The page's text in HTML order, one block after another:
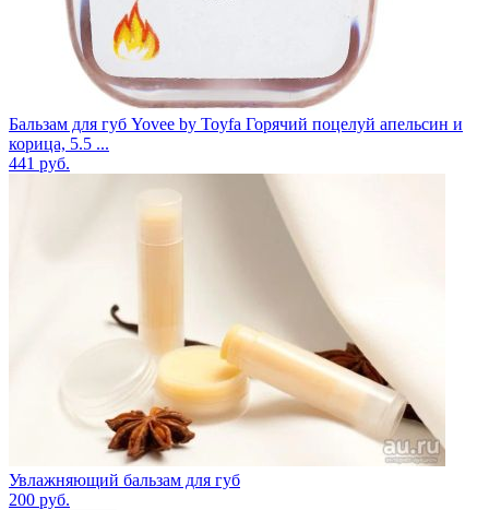
Бальзам для губ Yovee by Toyfa Горячий поцелуй апельсин и
корица, 5.5 ...
441 руб.
Увлажняющий бальзам для губ
200 руб.